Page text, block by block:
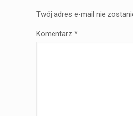
Twój adres e-mail nie
Komentarz *